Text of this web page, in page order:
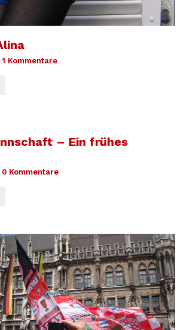
1 Kommentare
– Ein frühes
0 Kommentare